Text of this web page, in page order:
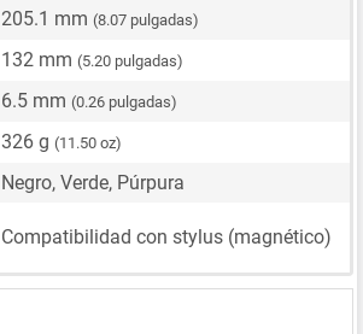
205.1 mm (8.07 pulgadas)
132 mm (5.20 pulgadas)
6.5 mm (0.26 pulgadas)
326 g (11.50 oz)
Negro, Verde, Púrpura
Compatibilidad con stylus (magnético)